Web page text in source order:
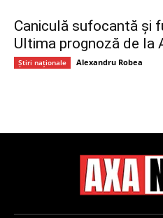
Caniculă sufocantă și
Ultima prognoză de la
Știri naționale Alexandru Robea